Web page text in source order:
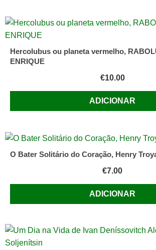
Hercolubus ou planeta vermelho,
ENRIQUE
€10.00
ADICIONAR
O Bater Solitário do Coração, Henry
€7.00
ADICIONAR